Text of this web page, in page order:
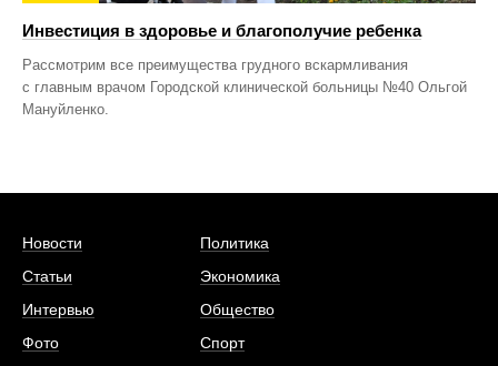
Инвестиция в здоровье и благополучие ребенка
Рассмотрим все преимущества грудного вскармливания
с главным врачом Городской клинической больницы №40 Ольгой
Мануйленко.
Новости
Статьи
Интервью
Фото
Политика
Экономика
Общество
Спорт